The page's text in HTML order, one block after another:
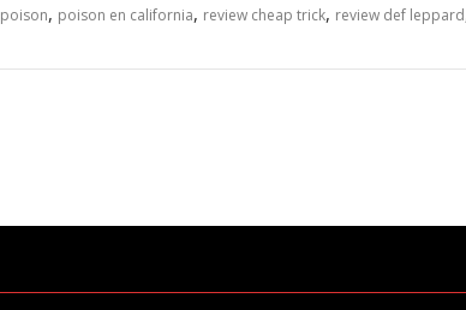
poison, poison en california, review cheap trick, review def leppard